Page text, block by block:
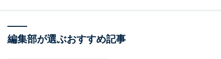
編集部が選ぶおすすめ記事